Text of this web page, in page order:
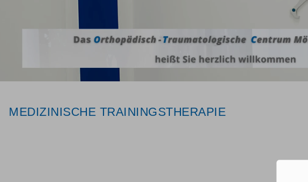
MEDIZINISCHE TRAININGSTHERAPIE